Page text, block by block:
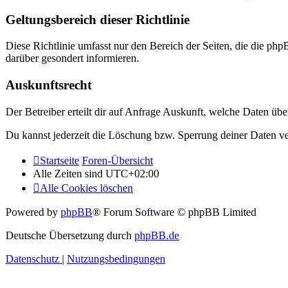
Geltungsbereich dieser Richtlinie
Diese Richtlinie umfasst nur den Bereich der Seiten, die die
darüber gesondert informieren.
Auskunftsrecht
Der Betreiber erteilt dir auf Anfrage Auskunft, welche Daten
Du kannst jederzeit die Löschung bzw. Sperrung deiner Daten
Startseite Foren-Übersicht
Alle Zeiten sind UTC+02:00
Alle Cookies löschen
Powered by phpBB® Forum Software © phpBB Limited
Deutsche Übersetzung durch phpBB.de
Datenschutz | Nutzungsbedingungen